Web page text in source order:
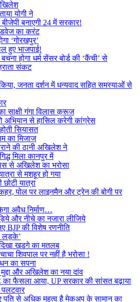
योगी ने
बनाएगी 24 में सरकार!
का करंट
‘गोरखपुर’
हुए भाजपाई!
होगा धर्म सेंसर बोर्ड की ‘कैंची’ से
संकट
जनता दर्शन में धन्यवाद सहित समस्याओं से
साक्षी गंगा विलास क्रूज
अभियान से हासिल करेगी कांग्रेस
सियासत
का मिजाज
की ठानी अखिलेश ने
मिला कानपुर में
से अखिलेश का भरोसा
से मशहूर हो गया
यात्रा
पोल पर लाइनमैन और ट्रेन की बोगी पर
अवैध निर्माण…
और नीचे का नजारा लीजिये
BJP की विशेष रणनीति
लड़के’
दिखा खडगे का मतलब
शिवपाल पर नहीं है भरोसा !
का सपना
और अखिलेश का नया दांव
का फैसला आया, UP सरकार की सांसत बढ़ाया
पति से अधिक महत्व है मेकअप के सामान का